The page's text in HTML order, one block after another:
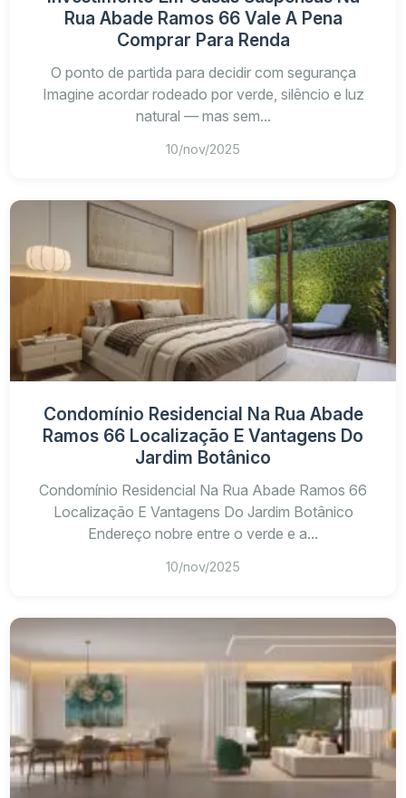
Rua Abade Ramos 66 Vale A Pena
Comprar Para Renda
O ponto de partida para decidir com segurança
Imagine acordar rodeado por verde, silêncio e luz
natural — mas sem...
10/nov/2025
Condomínio Residencial Na Rua Abade
Ramos 66 Localização E Vantagens Do
Jardim Botânico
Condomínio Residencial Na Rua Abade Ramos 66
Localização E Vantagens Do Jardim Botânico
Endereço nobre entre o verde e a...
10/nov/2025